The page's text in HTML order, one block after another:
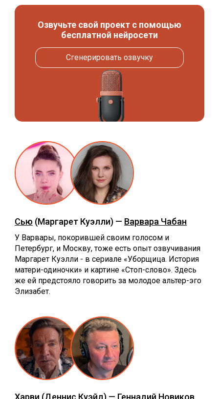
Озвучьте свой проект с помощью
бесплатной нейросети
Сгенерировать озвучку
Сью (Маргарет Куэлли) — Варвара Чабан
У Варвары, покорившей своим голосом и
Петербург, и Москву, тоже есть опыт озвучивания
Маргарет Куэлли - в сериале «Уборщица. История
матери-одиночки» и картине «Стоп-слово». Здесь
же ей предстояло говорить за молодое альтер-эго
Элизабет.
Харви (Деннис Куэйд) — Геннадий Новиков